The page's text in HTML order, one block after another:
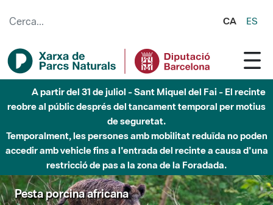
CA ES
A partir del 31 de juliol - Sant Miquel del Fai - El recinte
reobre al públic després del tancament temporal per motius
de seguretat.
Temporalment, les persones amb mobilitat reduïda no poden
accedir amb vehicle fins a l'entrada del recinte a causa d'una
restricció de pas a la zona de la Foradada.
Pesta porcina africana